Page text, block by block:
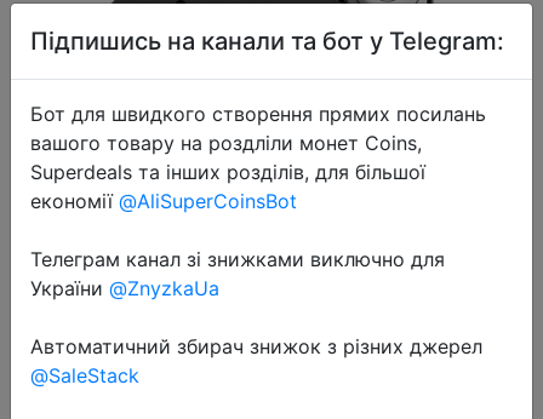
DEALDIG BOXD6 TV Box Android 7.1
3GB 32GB Amlogic S912
Підпишись на канали та бот у Telegram:
Бот для швидкого створення прямих посилань
вашого товару на роздліли монет Coins,
Superdeals та інших розділів, для більшої
економії @AliSuperCoinsBot
Телеграм канал зі знижками виключно для
України @ZnyzkaUa
Автоматичний збирач знижок з різних джерел
@SaleStack